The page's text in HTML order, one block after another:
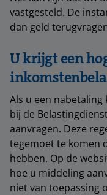
vastgesteld. De
dan geld
U krijgt een
Als u een
bij de
aanvragen. Deze
tegemoet te komen
hebben. Op de
hoe u middeling
niet van toepassing